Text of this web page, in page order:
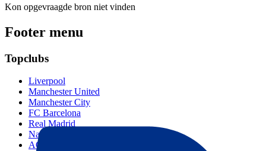
Kon opgevraagde bron niet vinden
Footer menu
Topclubs
Liverpool
Manchester United
Manchester City
FC Barcelona
Real Madrid
Napoli
AC Milan